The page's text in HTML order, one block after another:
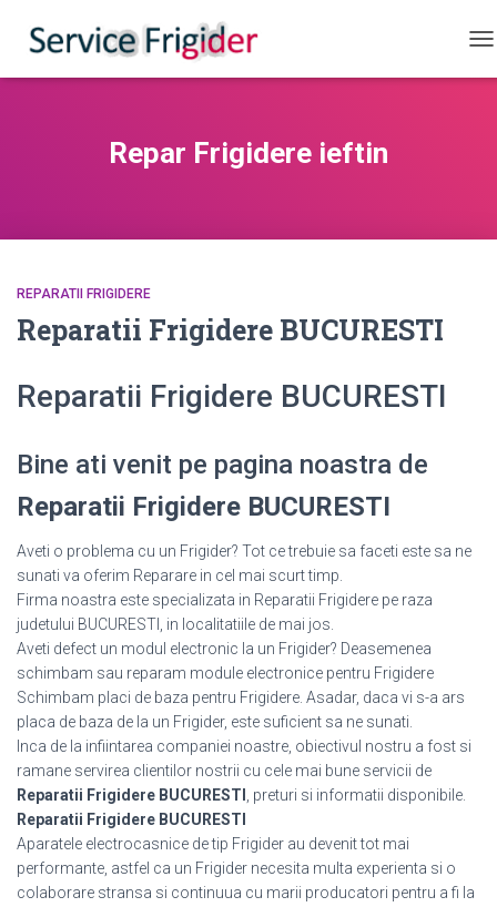
Repar Frigidere ieftin
REPARATII FRIGIDERE
Reparatii Frigidere BUCURESTI
Reparatii Frigidere BUCURESTI
Bine ati venit pe pagina noastra de
Reparatii Frigidere BUCURESTI
Aveti o problema cu un Frigider? Tot ce trebuie sa faceti este sa ne
sunati va oferim Reparare in cel mai scurt timp.
Firma noastra este specializata in Reparatii Frigidere pe raza
judetului BUCURESTI, in localitatiile de mai jos.
Aveti defect un modul electronic la un Frigider? Deasemenea
schimbam sau reparam module electronice pentru Frigidere
Schimbam placi de baza pentru Frigidere. Asadar, daca vi s-a ars
placa de baza de la un Frigider, este suficient sa ne sunati.
Inca de la infiintarea companiei noastre, obiectivul nostru a fost si
ramane servirea clientilor nostrii cu cele mai bune servicii de
Reparatii Frigidere BUCURESTI
, preturi si informatii disponibile.
Reparatii Frigidere BUCURESTI
Aparatele electrocasnice de tip Frigider au devenit tot mai
performante, astfel ca un Frigider necesita multa experienta si o
colaborare stransa si continuua cu marii producatori pentru a fi la